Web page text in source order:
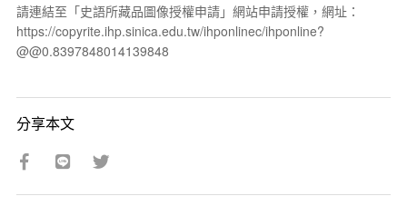
請連結至「史語所藏品圖像授權申請」網站申請授權，網址：
https://copyrite.ihp.sinica.edu.tw/ihponlinec/ihponline?
@@0.8397848014139848
分享本文